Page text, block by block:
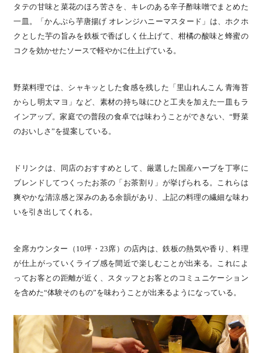
タテの甘味と菜花のほろ苦さを、キレのある辛子酢味噌でまとめた
一皿。「かんぷら芋唐揚げ オレンジハニーマスタード」は、ホクホ
クとした芋の旨みを鉄板で香ばしく仕上げて、柑橘の酸味と蜂蜜の
コクを効かせたソースで軽やかに仕上げている。
野菜料理では、シャキッとした食感を残した「里山れんこん 青海苔
からし明太マヨ」など、素材の持ち味にひと工夫を加えた一皿もラ
インアップ。家庭での普段の食卓では味わうことができない、“野菜
のおいしさ”を提案している。
ドリンクは、同店のおすすめとして、厳選した国産ハーブを丁寧に
ブレンドしてつくったお茶の「お茶割り」が挙げられる。これらは
爽やかな清涼感と深みのある余韻があり、上記の料理の繊細な味わ
いを引き出してくれる。
全席カウンター（10坪・23席）の店内は、鉄板の熱気や香り、料理
が仕上がっていくライブ感を間近で楽しむことが出来る。これによ
ってお客との距離が近く、スタッフとお客とのコミュニケーション
を含めた“体験そのもの”を味わうことが出来るようになっている。